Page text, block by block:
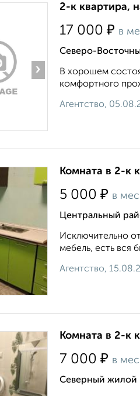
›
2-к квартира,
17 000 ₽ в
Северо-
В хорошем
комфортного
Агентство,
Комната в 2-к
5 000 ₽ в
Центральный
Исключительно
мебель, есть вся
Агентство,
Комната в 2-к
7 000 ₽ в
Северный жилой